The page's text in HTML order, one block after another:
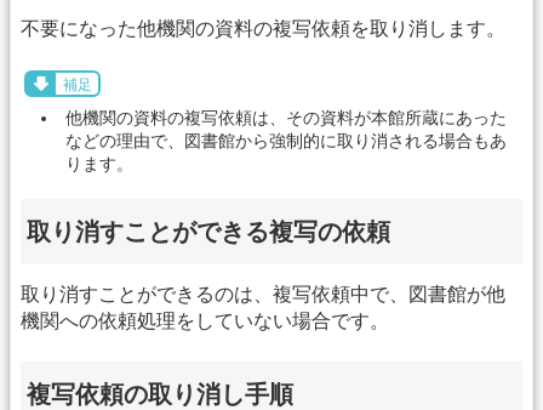
不要になった他機関の資料の複写依頼を取り消します。
補足
他機関の資料の複写依頼は、その資料が本館所蔵にあった
などの理由で、図書館から強制的に取り消される場合もあ
ります。
取り消すことができる複写の依頼
取り消すことができるのは、複写依頼中で、図書館が他
機関への依頼処理をしていない場合です。
複写依頼の取り消し手順